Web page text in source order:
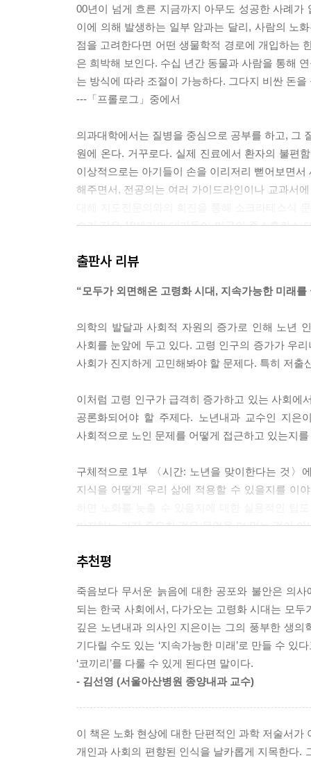
00년이 넘게 흐른 지금까지 아무도 성공한 사례
이에 의해 발생하는 일부 암과는 달리, 사람의 노
점을 고려한다면 어떤 생물학적 경로에 개입하는
은 희박해 보인다. 수십 년간 동물과 사람을 통해
는 방식에 따라 조절이 가능하다. 그다지 비싼 돈
---「프롤로그」중에서
의과대학에서는 질병을 중심으로 공부를 하고, 그
원에 온다. 거꾸로다. 실제 진료에서 환자의 불편
이상적으로는 아기들이 손을 이리저리 뻗어보면
해주면서, 전공의는 여러 가이드라인이나 교과서
슬러 같은 19세기의 대가들이 미국의 존스홉킨스
이런 생각의 과정을 행동경제학적 방법을 차용해
고 수치화된 확률 계산을 이용해서 잠정 진단을 수
40세 남자인 C는 별다른 지병 없이 비교적 건강
고를 받았고, 종합병원에 입원해 첫째 날 간단한
가 경험한 실제 환자다. 84세 여성인 D 할머니는
었다. 그동안 당뇨, 고혈압과 무릎 관절염, 척추관
받았는데 이번에 담낭을 절제하기로 했다.
수술은 잘 됐다. 그런데 다음 날부터 할머니는 계
몸에 들어가는 것은 수액과 항생제뿐이었다. 얼마
---「pp149~150, 질병만 보아서는 안 되는 노년의
사람이 기계가 아니고 생명체라는 점을 놓치면,
병원과 요양원의) “서비스가 분절되고 중복된 상
원하고, 의료적 처치가 필요한 노인이 요양시설에
를 들어 오늘은 51만큼 아프니 요양병원으로 가
스펙트럼 선상에 놓고, 회색 영역에 있는 미충족
유연한 치료와 돌봄을 제공할 수 있는 환경을 만드
출판사 리뷰
“모두가 외면해온 고령화 시대, 지속가능한 미래를
의학의 발달과 사회적 자원의 증가로 인해 노년
사회를 눈앞에 두고 있다. 고령 인구의 증가가 우
사회가 진지하게 고민해봐야 할 문제다. 특히 저
이처럼 고령 인구가 급격히 증가하고 있는 사회에
공론화되어야 할 주제다. 노년내과 교수인 지은
사회적으로 노인 문제를 어떻게 접근하고 있는지
구체적으로 1부 〈시간: 노년을 맞이한다는 것〉
지식을 어떻게 우리 삶에 적용할 수 있을지를 이
방지하는 가장 중요한 것은 무엇을 더 먹는 것이
2부 〈질병: 노년의 질병, 어떻게 대비할 것인가
제도가 정착되지 못해 다수의 병을 안고 살아가
약을 함께 복용하는 데서 오는 노년기 다약제
대해서도 짚어본다.
3부 〈사회: 초고령 사회의 지속가능한 미래〉
구체적으로 우리 사회가 노인에 대해 어떤 인식
우리가 어떤 조치를 취해야 하는지 등 사회적 이슈
“나이듦의 문제, 외면이 아니라 우리 사회가 함께
추천평
죽음보다 무서운 늙음에 대한 공포와 불안은 의
되는 한국 사회에서, 다가오는 고령화 시대는 모
깊은 노년내과 의사인 지은이는 그의 풍부한 생
기다릴 수도 있는 ‘지속가능한 미래’로 만들 수
‘코끼리’를 다룰 수 있게 된다면 말이다.
- 김선영 (서울아산병원 종양내과 교수)
이 책은 노화 현상에 대한 단편적인 과학 저술서
개인과 사회의 편향된 인식을 날카롭게 지목한다.